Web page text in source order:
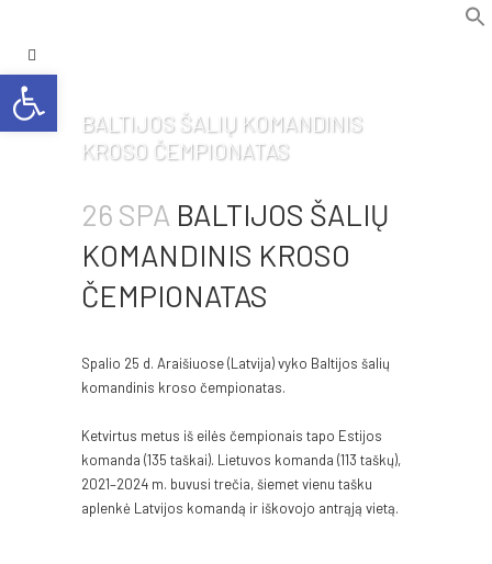
BALTIJOS ŠALIŲ KOMANDINIS
KROSO ČEMPIONATAS
26 SPA BALTIJOS ŠALIŲ
KOMANDINIS KROSO
ČEMPIONATAS
Spalio 25 d. Araišiuose (Latvija) vyko Baltijos šalių
komandinis kroso čempionatas.
Ketvirtus metus iš eilės čempionais tapo Estijos
komanda (135 taškai). Lietuvos komanda (113 taškų),
2021–2024 m. buvusi trečia, šiemet vienu tašku
aplenkė Latvijos komandą ir iškovojo antrąją vietą.
Open toolbar